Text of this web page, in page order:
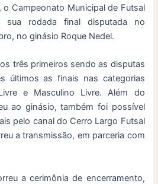
o Campeonato Municipal de Futsal
sua rodada final disputada no
no ginásio Roque Nedel.
três primeiros sendo as disputas
últimos as finais nas categorias
e Masculino Livre. Além do
ao ginásio, também foi possível
pelo canal do Cerro Largo Futsal
a transmissão, em parceria com
a cerimônia de encerramento,